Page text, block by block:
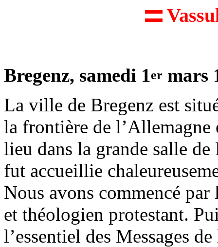
Bregenz, samedi 1er mars
La ville de Bregenz est
la frontière de l’Allemagne
lieu dans la grande salle de
fut accueillie
Nous avons commencé
et théologien protestant.
l’essentiel des Messages